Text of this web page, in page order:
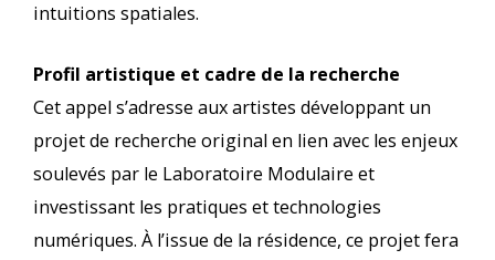
intuitions spatiales.
Profil artistique et cadre de la recherche
Cet appel s’adresse aux artistes développant un
projet de recherche original en lien avec les enjeux
soulevés par le Laboratoire Modulaire et
investissant les pratiques et technologies
numériques. À l’issue de la résidence, ce projet fera